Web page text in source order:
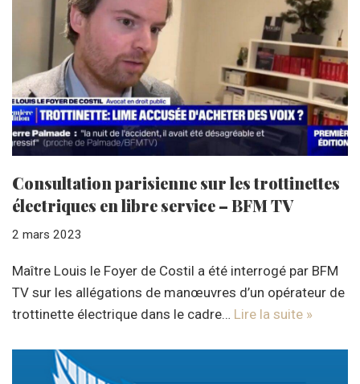
Consultation parisienne sur les trottinettes
électriques en libre service – BFM TV
2 mars 2023
Maître Louis le Foyer de Costil a été interrogé par BFM
TV sur les allégations de manœuvres d’un opérateur de
trottinette électrique dans le cadre… Lire la suite »